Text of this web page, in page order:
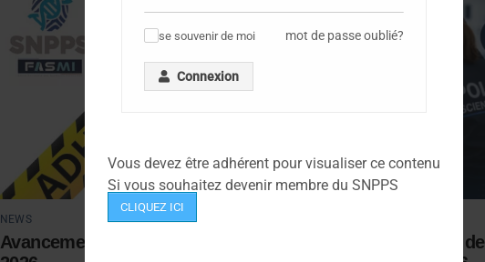
se souvenir de moi mot de passe oublié?
Connexion
Vous devez être adhérent pour visualiser ce contenu
Si vous souhaitez devenir membre du SNPPS
CLIQUEZ ICI
NEWS
Avancements TPTS et IPTS
Campagne de mobilité fil de